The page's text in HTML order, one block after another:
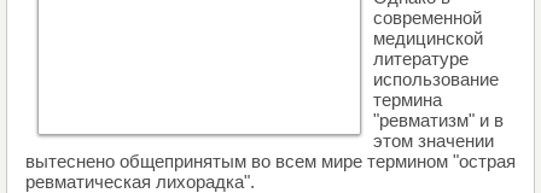
современной
медицинской
литературе
использование
термина
"ревматизм" и в
этом значении
вытеснено общепринятым во всем мире термином "острая
ревматическая лихорадка".